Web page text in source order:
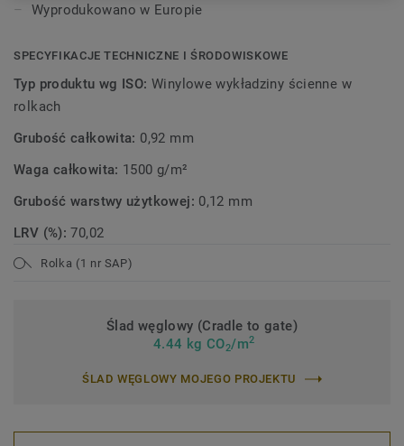
Wyprodukowano w Europie
SPECYFIKACJE TECHNICZNE I ŚRODOWISKOWE
Typ produktu wg ISO: Winylowe wykładziny ścienne w
rolkach
Grubość całkowita: 0,92 mm
Waga całkowita: 1500 g/m²
Grubość warstwy użytkowej: 0,12 mm
LRV (%):70,02
Rolka (1 nr SAP)
Ślad węglowy (Cradle to gate)
4.44 kg CO2/m2
ŚLAD WĘGLOWY MOJEGO PROJEKTU